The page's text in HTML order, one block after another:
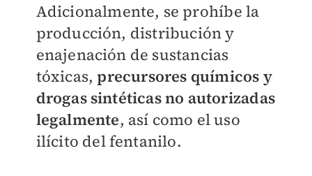
Adicionalmente, se prohíbe la
producción, distribución y
enajenación de sustancias
tóxicas,precursores químicos y
drogas sintéticas no autorizadas
legalmente, así como el uso
ilícito del fentanilo.